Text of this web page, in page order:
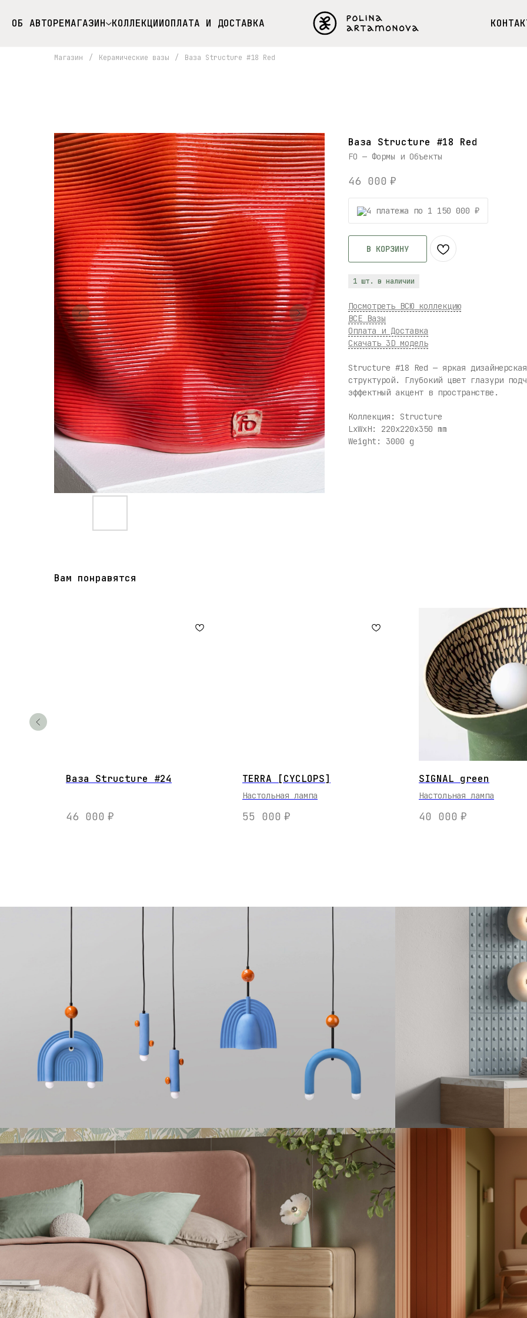
ОБ АВТОРЕМАГАЗИН КОЛЛЕКЦИИОПЛАТА И ДОСТАВКА
Магазин / Керамические вазы / Ваза Structure #18 Red
Ваза Structure #18 Red
FO — Формы и Объекты
46 000 ₽
4 платежа по 1 150 000 ₽
В КОРЗИНУ
1 шт. в наличии
Посмотреть ВСЮ коллекцию
ВСЕ Вазы
Оплата и Доставка
Скачать 3D модель
Structure #18 Red — яркая
структурой. Глубокий цвет глазури
эффектный акцент в пространстве.
Коллекция: Structure
LxWxH: 220x220x350 mm
Weight: 3000 g
Вам понравятся
Ваза Structure #24
46 000 ₽
TERRA [CYCLOPS]
Настольная лампа
55 000 ₽
SIGNAL green
Настольная лампа
40 000 ₽
ПОДВЕСНЫЕ СВЕТИЛЬНИКИ
Подвесные светильники из керамики
НАСТОЛЬНЫЕ ЛАМПЫ
Керамические настольные лампы